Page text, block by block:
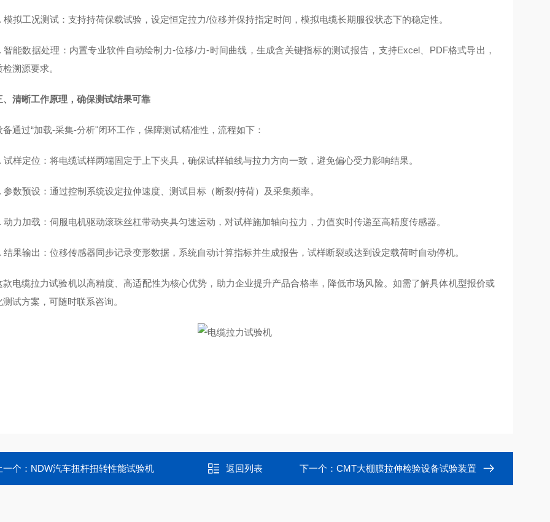
模拟工况测试：支持持荷保载试验，设定恒定拉力/位移并保持指定时间，模拟电缆长期服役状态下的稳定性。
智能数据处理：内置专业软件自动绘制力-位移/力-时间曲线，生成含关键指标的测试报告，支持Excel、PDF格式导出，
溯源要求。
、清晰工作原理，确保测试结果可靠
备通过“加载-采集-分析"闭环工作，保障测试精准性，流程如下：
试样定位：将电缆试样两端固定于上下夹具，确保试样轴线与拉力方向一致，避免偏心受力影响结果。
参数预设：通过控制系统设定拉伸速度、测试目标（断裂/持荷）及采集频率。
动力加载：伺服电机驱动滚珠丝杠带动夹具匀速运动，对试样施加轴向拉力，力值实时传递至高精度传感器。
结果输出：位移传感器同步记录变形数据，系统自动计算指标并生成报告，试样断裂或达到设定载荷时自动停机。
款电缆拉力试验机以高精度、高适配性为核心优势，助力企业提升产品合格率，降低市场风险。如需了解具体机型报价或
试方案，可随时联系咨询。
一个： NDW汽车扭杆扭转性能试验机 返回列表 下一个： CMT大棚膜拉伸检验设备试验装置